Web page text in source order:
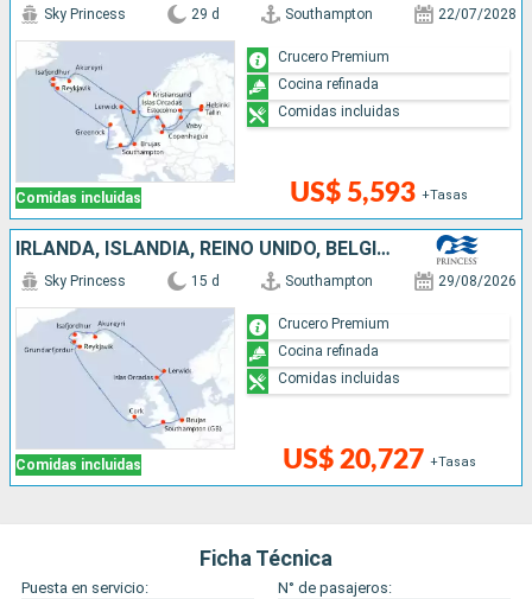
Comidas incluidas
Sky Princess 29 d Southampton 22/07/2028
US$ 5,593 +Tasas
Crucero Premium
Cocina refinada
Comidas incluidas
IRLANDA, ISLANDIA, REINO UNIDO, BÉLGICA
Comidas incluidas
Sky Princess 15 d Southampton 29/08/2026
US$ 20,727 +Tasas
Crucero Premium
Cocina refinada
Comidas incluidas
Ficha Técnica
Puesta en servicio:
N° de pasajeros: